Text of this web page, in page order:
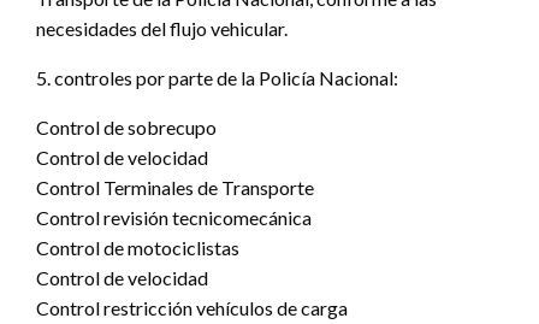
necesidades del flujo vehicular.
5. controles por parte de la Policía Nacional:
Control de sobrecupo
Control de velocidad
Control Terminales de Transporte
Control revisión tecnicomecánica
Control de motociclistas
Control de velocidad
Control restricción vehículos de carga